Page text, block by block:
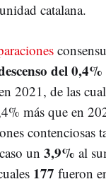
catalana.
del 0,4%
2021, de las
más que en
contenciosas
un 3,9% al
177 fueron